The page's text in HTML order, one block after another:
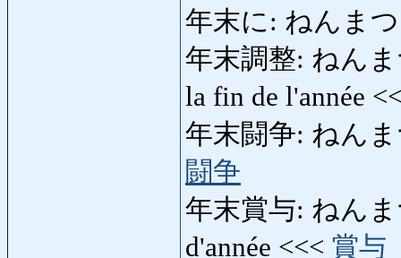
年末に: ねんまつ
年末調整: ねんま
la fin de l'année
年末闘争: ねんま
闘争
年末賞与: ねん
d'année <<< 賞与